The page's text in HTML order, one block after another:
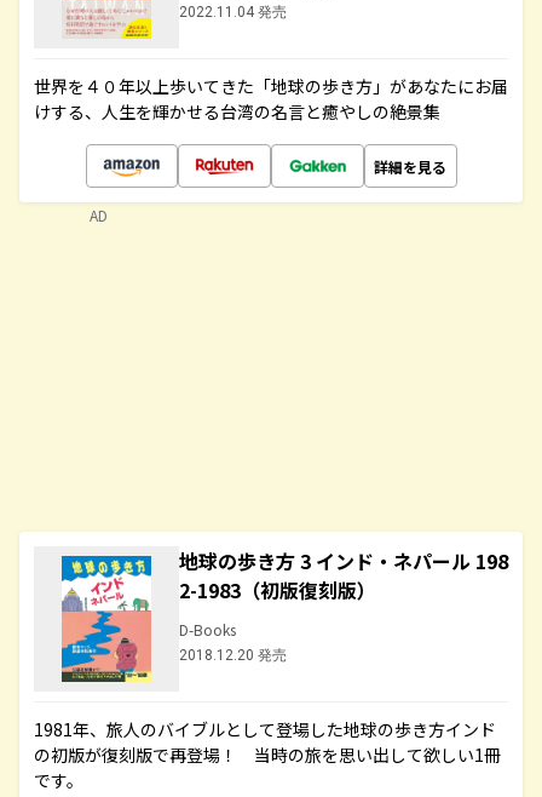
2022.11.04 発売
世界を４０年以上歩いてきた「地球の歩き方」があなたにお届
けする、人生を輝かせる台湾の名言と癒やしの絶景集
詳細を見る
地球の歩き方 3 インド・ネパール 198
2-1983（初版復刻版）
D-Books
2018.12.20 発売
1981年、旅人のバイブルとして登場した地球の歩き方インド
の初版が復刻版で再登場！ 当時の旅を思い出して欲しい1冊
です。
AD